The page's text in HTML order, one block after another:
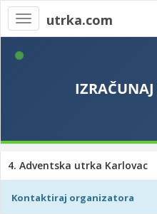
Toggle
navigation
utrka.com
4. Adventska utrka Karlovac
Kontaktiraj organizatora